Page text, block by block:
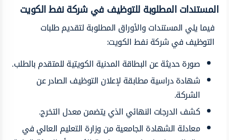
المستندات المطلوبة للتوظيف في شركة نفط الكويت
فيما يلي المستندات والأوراق المطلوبة لتقديم طلبات
التوظيف في شركة نفط الكويت:
صورة حديثة عن البطاقة المدنية الكويتية للمتقدم بالطلب.
شهادة دراسية مطابقة لإعلان التوظيف الصادر عن
الشركة.
كشف الدرجات النهائي الذي يتضمن معدل التخرج.
معادلة الشهادة الجامعية من وزارة التعليم العالي في